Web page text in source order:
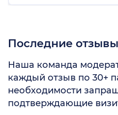
Последние
Наша команда
каждый отзыв по 30+
необходимости
подтверждающие